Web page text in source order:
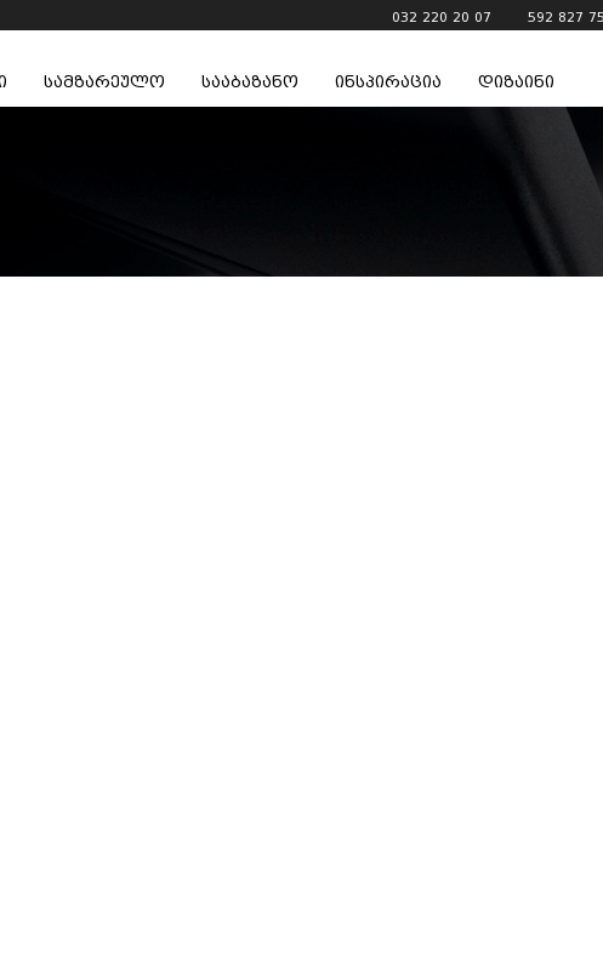
032 220 20 07 592 827
სამზარეულო სააბაზანო ინსპირაცია დიზაინი